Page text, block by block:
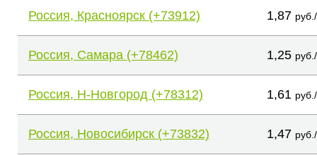
Россия, Красноярск (+73912) 1,87
Россия, Самара (+78462) 1,25
Россия, Н-Новгород (+78312) 1,61
Россия, Новосибирск (+73832) 1,47